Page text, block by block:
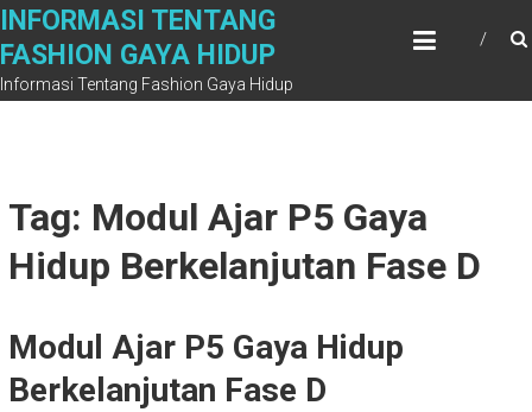
Skip
content
INFORMASI TENTANG
FASHION GAYA HIDUP
Informasi Tentang Fashion Gaya Hidup
Tag: Modul Ajar P5 Gaya
Hidup Berkelanjutan Fase D
Modul Ajar P5 Gaya Hidup
Berkelanjutan Fase D